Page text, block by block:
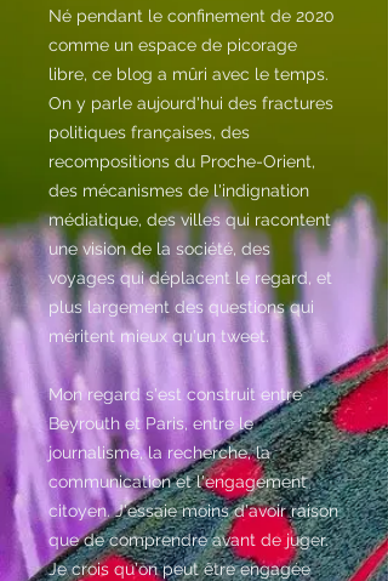
Né pendant le confinement de 2020
comme un espace de picorage
libre, ce blog a mûri avec le temps.
On y parle aujourd'hui des fractures
politiques françaises, des
recompositions du Proche-Orient,
des mécanismes de l'indignation
médiatique, des villes qui racontent
une vision de la société, des
voyages qui déplacent le regard, et
plus largement des questions qui
méritent mieux qu'un tweet.
Mon regard s'est construit entre
Beyrouth et Paris, entre le
journalisme, la recherche, la
communication et l'engagement
citoyen. J'essaie moins d'avoir raison
que de comprendre avant de juger.
Je crois qu'on peut être engagée